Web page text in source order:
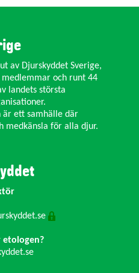
av Djurskyddet Sverige,
och runt 44
landets största
är ett samhälle där
medkänsla för alla djur.
etologen?